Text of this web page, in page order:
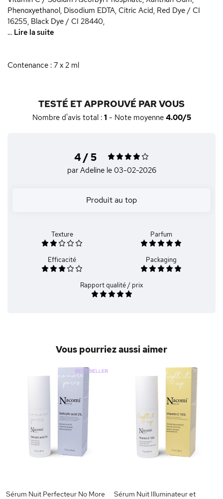
Phenoxyethanol, Disodium EDTA, Citric Acid, Red Dye / CI
16255, Black Dye / CI 28440,
... Lire la suite
Contenance : 7 x 2 ml
TESTÉ ET APPROUVÉ PAR VOUS
Nombre d'avis total : 1 - Note moyenne 4.00/5
4 / 5
par Adeline le 03-02-2026
Produit au top
Texture Parfum
Efficacité Packaging
Rapport qualité / prix
Vous pourriez aussi aimer
Sérum Nuit Perfecteur No More
Sérum Nuit Illuminateur et